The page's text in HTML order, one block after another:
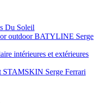
Du Soleil
outdoor BATYLINE Serge
intérieures et extérieures
STAMSKIN Serge Ferrari